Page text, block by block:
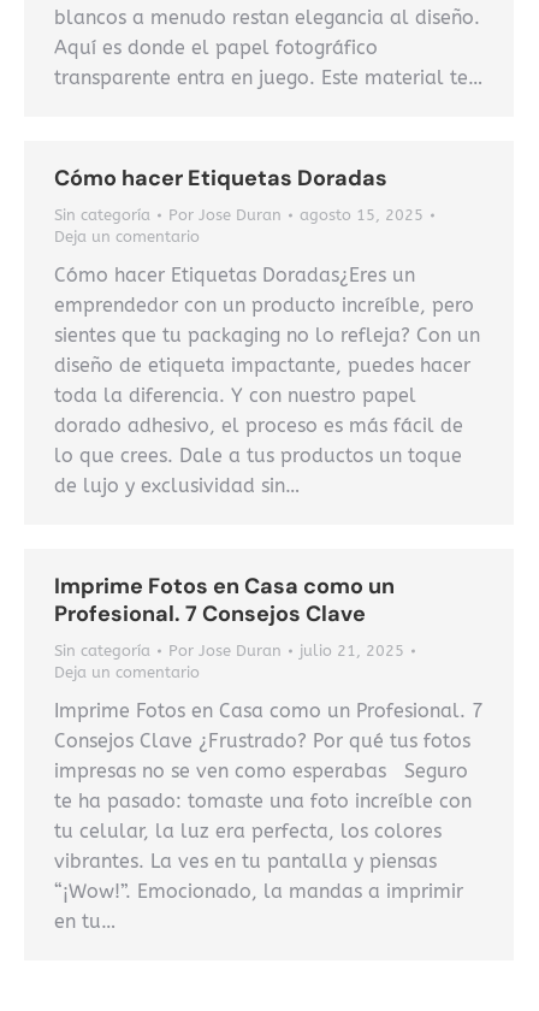
blancos a menudo restan elegancia al diseño.
Aquí es donde el papel fotográfico
transparente entra en juego. Este material te…
Cómo hacer Etiquetas Doradas
Sin categoría Por Jose Duran
agosto 15, 2025
Deja un comentario
Cómo hacer Etiquetas Doradas¿Eres un
emprendedor con un producto increíble, pero
sientes que tu packaging no lo refleja? Con un
diseño de etiqueta impactante, puedes hacer
toda la diferencia. Y con nuestro papel
dorado adhesivo, el proceso es más fácil de
lo que crees. Dale a tus productos un toque
de lujo y exclusividad sin…
Imprime Fotos en Casa como un
Profesional. 7 Consejos Clave
Sin categoría Por Jose Duran
julio 21, 2025
Deja un comentario
Imprime Fotos en Casa como un Profesional. 7
Consejos Clave ¿Frustrado? Por qué tus fotos
impresas no se ven como esperabas Seguro
te ha pasado: tomaste una foto increíble con
tu celular, la luz era perfecta, los colores
vibrantes. La ves en tu pantalla y piensas
“¡Wow!”. Emocionado, la mandas a imprimir
en tu…